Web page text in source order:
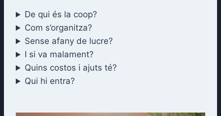
De qui és la coop?
Com s’organitza?
Sense afany de lucre?
I si va malament?
Quins costos i ajuts té?
Qui hi entra?